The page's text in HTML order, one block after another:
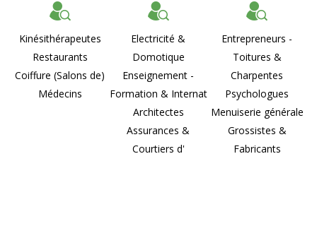
Kinésithérapeutes
Restaurants
Coiffure (Salons de)
Médecins
Electricité &
Domotique
Enseignement -
Formation & Internat
Architectes
Assurances &
Courtiers d'
Entrepreneurs -
Toitures &
Charpentes
Psychologues
Menuiserie générale
Grossistes &
Fabricants